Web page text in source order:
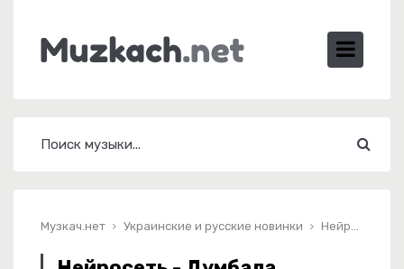
Музкач.нет Украинские и русские новинки Нейросеть - Думбала думбала думбалалалай